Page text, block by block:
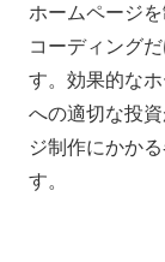
ホームページ
コーディング
す。効果的な
への適切な投
ジ制作にかか
す。